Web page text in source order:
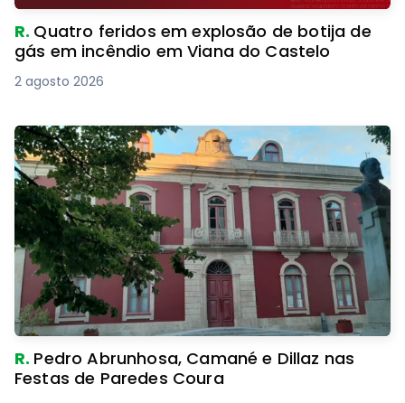
R. Quatro feridos em explosão de botija de
gás em incêndio em Viana do Castelo
2 agosto 2026
R. Pedro Abrunhosa, Camané e Dillaz nas
Festas de Paredes Coura